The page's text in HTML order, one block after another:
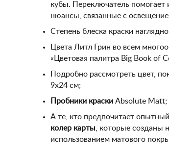
кубы. Переключатель помогает
нюансы, связанные с
Степень блеска краски
Цвета Литл Грин во всем
«Цветовая палитра Big Book of
Подробно рассмотреть цвет,
9х24 см;
Пробники краски Absolute Matt;
А те, кто предпочитает
колер карты, которые созданы
использованием матового